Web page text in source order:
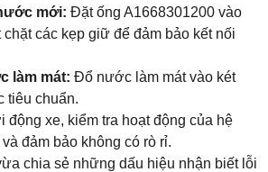
mới: Đặt ống A1668301200 vào
chặt các kẹp giữ để đảm bảo kết nối
làm mát: Đổ nước làm mát vào két
tiêu chuẩn.
động xe, kiểm tra hoạt động của hệ
đảm bảo không có rò rỉ.
chia sẻ những dấu hiệu nhận biết lỗi